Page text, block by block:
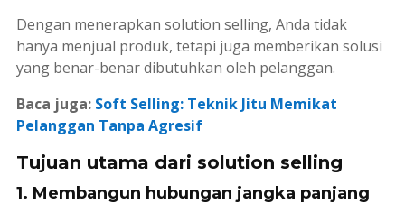
Dengan menerapkan solution selling, Anda tidak
hanya menjual produk, tetapi juga memberikan solusi
yang benar-benar dibutuhkan oleh pelanggan.
Baca juga: Soft Selling: Teknik Jitu Memikat
Pelanggan Tanpa Agresif
Tujuan utama dari solution selling
1. Membangun hubungan jangka panjang